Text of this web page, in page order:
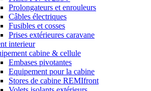
Prolongateurs et enrouleurs
Câbles électriques
Fusibles et cosses
Prises extérieures caravane
interieur
cabine & cellule
Embases pivotantes
Equipement pour la cabine
Stores de cabine REMIfront